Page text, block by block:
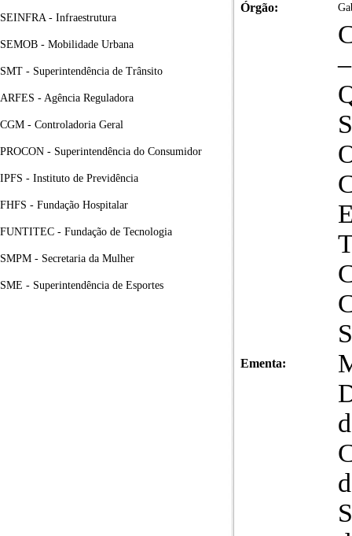
SEINFRA - Infraestrutura
SEMOB - Mobilidade Urbana
SMT - Superintendência de Trânsito
ARFES - Agência Reguladora
CGM - Controladoria Geral
PROCON - Superintendência do Consumidor
IPFS - Instituto de Previdência
FHFS - Fundação Hospitalar
FUNTITEC - Fundação de Tecnologia
SMPM - Secretaria da Mulher
SME - Superintendência de Esportes
Órgão:
Ementa: